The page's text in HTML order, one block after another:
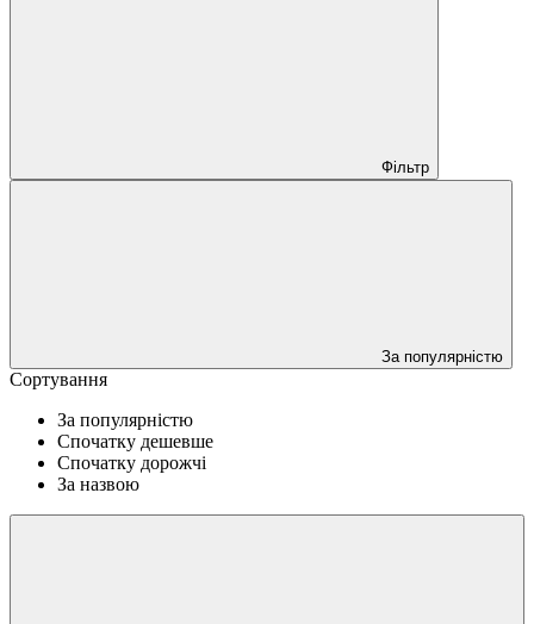
Фільтр
За популярністю
Сортування
За популярністю
Спочатку дешевше
Спочатку дорожчі
За назвою